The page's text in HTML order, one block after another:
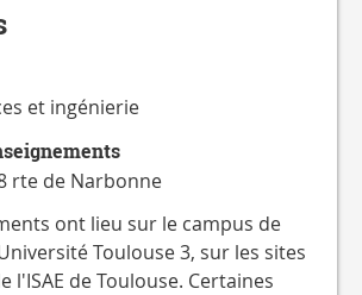
et ingénierie
rte de Narbonne
ont lieu sur le campus de
Toulouse 3, sur les sites
l'ISAE de Toulouse. Certaines